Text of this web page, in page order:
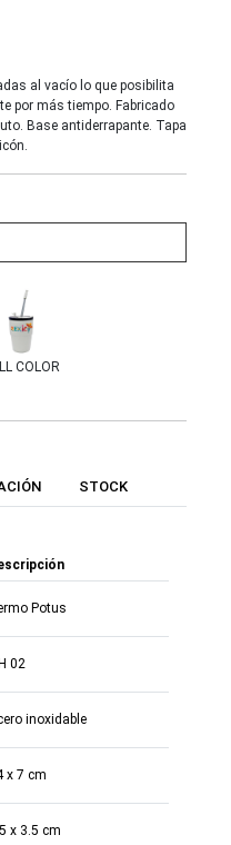
al vacío lo que posibilita
por más tiempo. Fabricado
Base antiderrapante. Tapa
COLOR
STOCK
Potus
02
inoxidable
x 7 cm
x 3.5 cm